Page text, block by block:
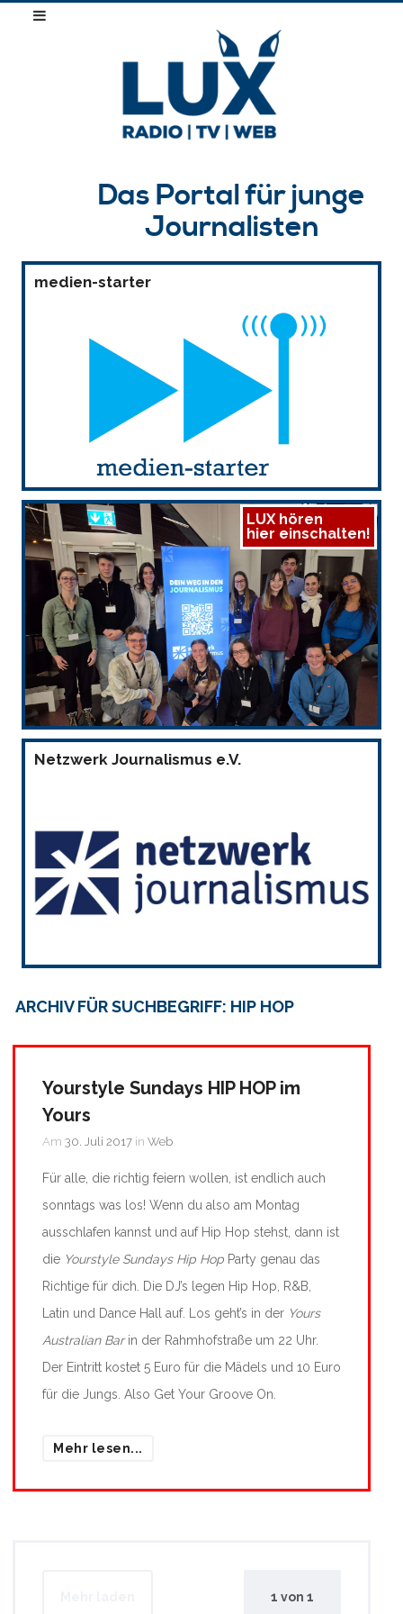
Das Portal für junge
Journalisten
medien-starter
LUX hören
hier einschalten!
Netzwerk Journalismus e.V.
ARCHIV FÜR SUCHBEGRIFF: HIP HOP
Yourstyle Sundays HIP HOP im
Yours
Am 30. Juli 2017 in Web
Für alle, die richtig feiern wollen, ist endlich auch
sonntags was los! Wenn du also am Montag
ausschlafen kannst und auf Hip Hop stehst, dann ist
die Yourstyle Sundays Hip Hop Party genau das
Richtige für dich. Die DJ’s legen Hip Hop, R&B,
Latin und Dance Hall auf. Los geht’s in der Yours
Australian Barin der Rahmhofstraße um 22 Uhr.
Der Eintritt kostet 5 Euro für die Mädels und 10 Euro
für die Jungs. Also Get Your Groove On.
Mehr lesen...
1 von 1